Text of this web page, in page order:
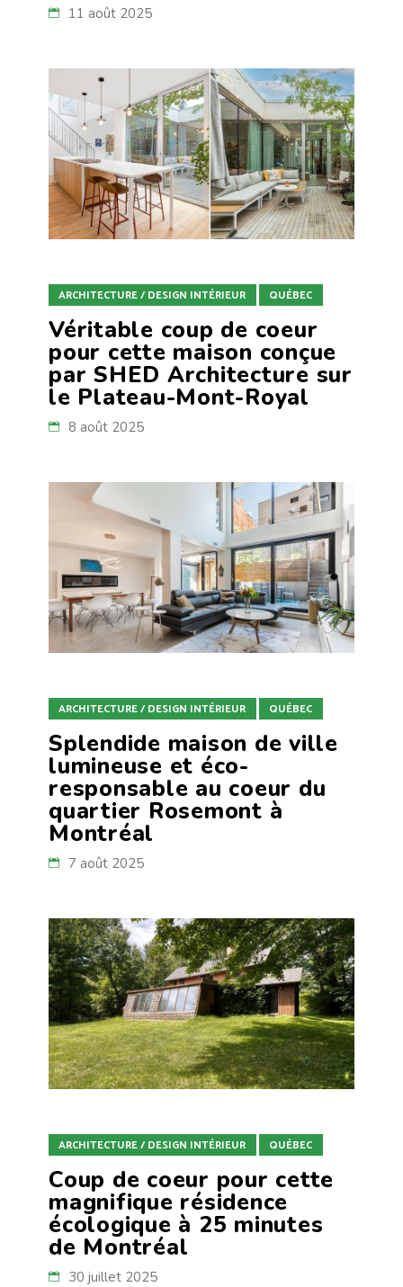
11 août 2025
ARCHITECTURE / DESIGN INTÉRIEUR QUÉBEC
Véritable coup de coeur
pour cette maison conçue
par SHED Architecture sur
le Plateau-Mont-Royal
8 août 2025
ARCHITECTURE / DESIGN INTÉRIEUR QUÉBEC
Splendide maison de ville
lumineuse et éco-
responsable au coeur du
quartier Rosemont à
Montréal
7 août 2025
ARCHITECTURE / DESIGN INTÉRIEUR QUÉBEC
Coup de coeur pour cette
magnifique résidence
écologique à 25 minutes
de Montréal
30 juillet 2025